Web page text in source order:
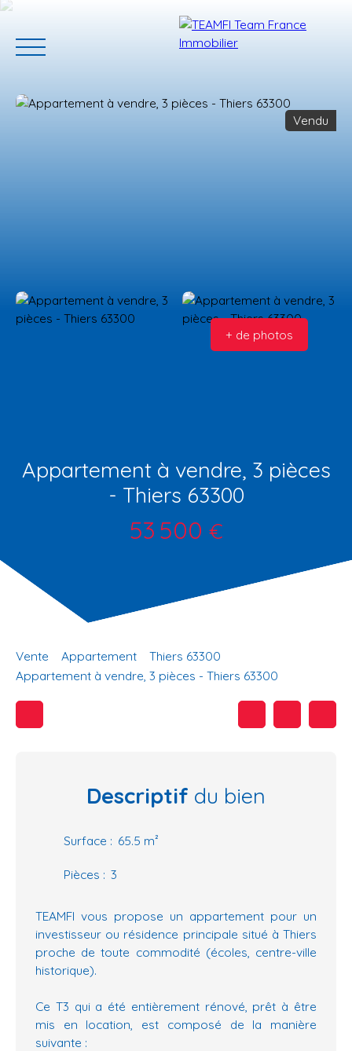
Estimation
Vendu
+ de photos
Appartement à vendre, 3 pièces
- Thiers 63300
53 500 €
Vente Appartement
Thiers 63300
Appartement à vendre, 3 pièces - Thiers 63300
Descriptif du bien
Surface : 65.5 m²
Pièces : 3
TEAMFI vous propose un appartement pour un
investisseur ou résidence principale situé à Thiers
proche de toute commodité (écoles, centre-ville
historique).
Ce T3 qui a été entièrement rénové, prêt à être
mis en location, est composé de la manière
suivante :